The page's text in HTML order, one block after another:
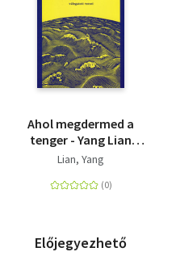
Ahol megdermed a
tenger - Yang Lian
válogatott versei
Lian, Yang
Előjegyezhető